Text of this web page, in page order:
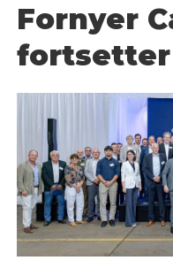
Fornyer
fortsetter